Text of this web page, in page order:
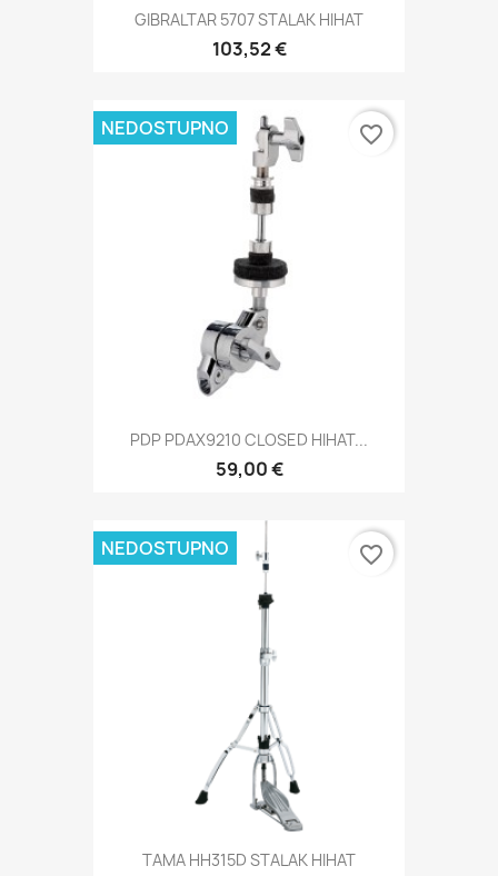
GIBRALTAR 5707 STALAK HIHAT
103,52 €
PDP PDAX9210 CLOSED HIHAT...
59,00 €
NEDOSTUPNO favorite_border
TAMA HH315D STALAK HIHAT
NEDOSTUPNO favorite_border